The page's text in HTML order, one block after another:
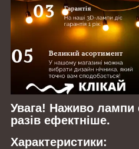
Увага! Наживо лампи
разів ефектніше.
Характеристики: